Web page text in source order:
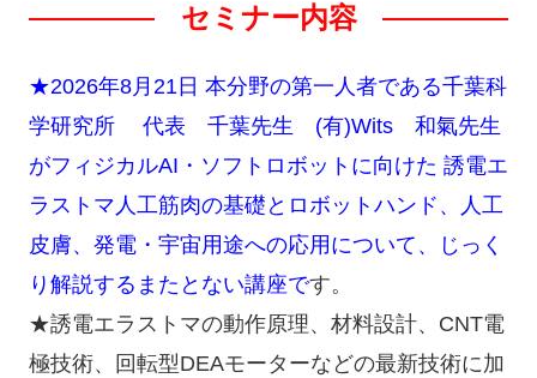
セミナー内容
★2026年8月21日 本分野の第一人者である千葉科
学研究所 代表 千葉先生 (有)Wits 和氣先生
がフィジカルAI・ソフトロボットに向けた 誘電エ
ラストマ人工筋肉の基礎とロボットハンド、人工
皮膚、発電・宇宙用途への応用について、じっく
り解説するまたとない講座です。
★誘電エラストマの動作原理、材料設計、CNT電
極技術、回転型DEAモーターなどの最新技術に加